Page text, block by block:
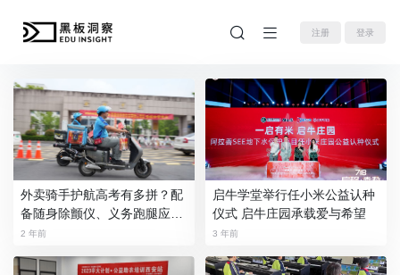
注册 登录
外卖骑手护航高考有多拼？配
备随身除颤仪、义务跑腿应急
小哥：希望用不到
2 年前
启牛学堂举行任小米公益认种
仪式 启牛庄园承载爱与希望
3 年前